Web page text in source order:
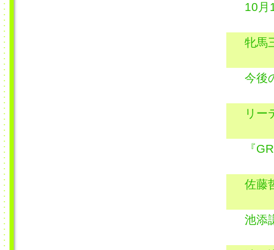
10月
牝馬
今後
リー
『
佐藤
池添